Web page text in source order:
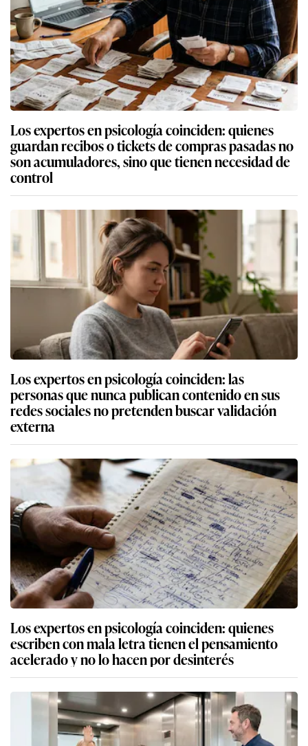
Los expertos en psicología coinciden: quienes
guardan recibos o tickets de compras pasadas no
son acumuladores, sino que tienen necesidad de
control
Los expertos en psicología coinciden: las
personas que nunca publican contenido en sus
redes sociales no pretenden buscar validación
externa
Los expertos en psicología coinciden: quienes
escriben con mala letra tienen el pensamiento
acelerado y no lo hacen por desinterés